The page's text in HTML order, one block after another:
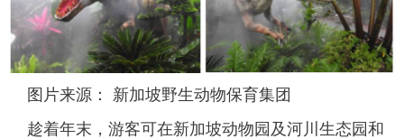
图片 视频 彩票 食品
旅游 健康 信息化 数据
金融 公益 军事 无人机
图片来源： 新加坡野生动物保育集团
趁着年末，游客可在新加坡动物园及河川生态园和